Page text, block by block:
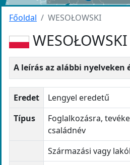
Főoldal WESOŁOWSKI
WESOŁOWSKI
A leírás az alábbi nyelveken
Eredet
Lengyel eredetű
Típus
Foglalkozásra,
családnév
Származási vagy